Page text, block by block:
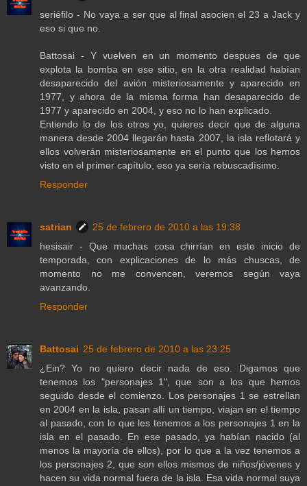
seriéfilo - No vaya a ser que al final asocien el 23 a Jack y
eso si que no.
Battosai - Y vuelven en un momento despues de que
explota la bomba en ese sitio, en la otra realidad habían
desaparecido del avión misteriosamente y aparecido en
1977, y ahora de la misma forma han desaparecido de
1977 y aparecido en 2004, y eso no lo han explicado.
Entiendo lo de los otros yo, quieres decir que de alguna
manera desde 2004 llegarán hasta 2007, la isla reflotará y
ellos volverán misteriosamente en el punto que los hemos
visto en el primer capítulo, eso ya sería rebuscadísimo.
Responder
satrian
25 de febrero de 2010 a las 19:38
hesisair - Que muchas cosa chirrían en este inicio de
temporada, con explicaciones de lo más chuscas, de
momento no me convencen, veremos según vaya
avanzando.
Responder
Battosai 25 de febrero de 2010 a las 23:25
¿Ein? Yo no quiero decir nada de eso. Digamos que
tenemos los "personajes 1", que son a los que hemos
seguido desde el comienzo. Los personajes 1 se estrellan
en 2004 en la isla, pasan allí un tiempo, viajan en el tiempo
al pasado, con lo que les tenemos a los personajes 1 en la
isla en el pasado. En ese pasado, ya habían nacido (al
menos la mayoría de ellos), por lo que a la vez tenemos a
los personajes 2, que son ellos mismos de niños/jóvenes y
hacen su vida normal fuera de la isla. Esa vida normal suya